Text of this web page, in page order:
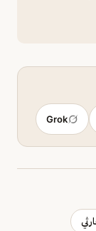
Grok